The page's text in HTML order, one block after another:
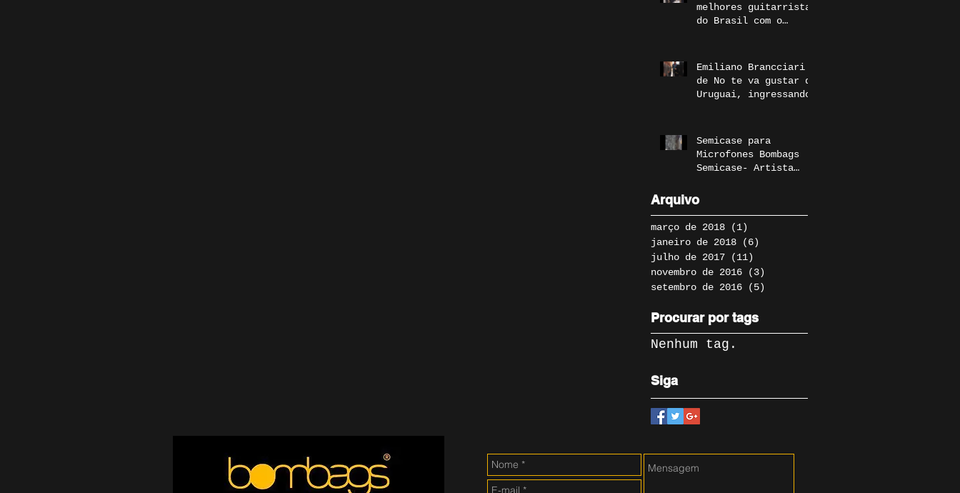
melhores guitarrista
do Brasil com o
Emiliano Brancciari
de No te va gustar do
Uruguai, ingressando
Semicase para
Microfones Bombags
Semicase- Artista
Arquivo
março de 2018 (1)
janeiro de 2018
(6)
julho de 2017
(11)
novembro de 2016
(3)
setembro de 2016
(5)
Procurar por tags
Nenhum tag.
Siga